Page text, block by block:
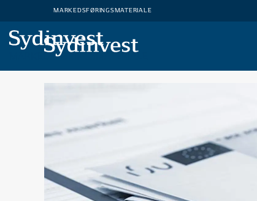
MARKEDSFØRINGSMATERIALE
MARKEDSFØRINGSMATERIALE